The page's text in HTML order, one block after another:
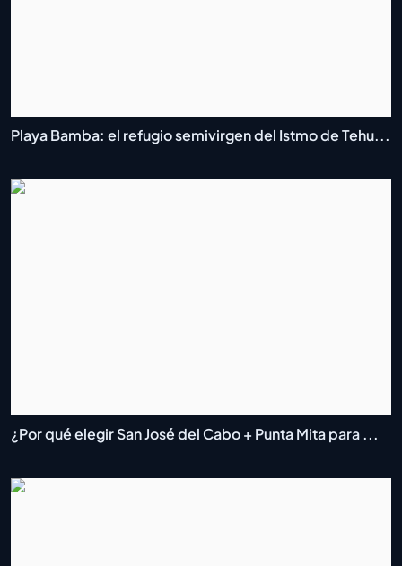
Playa Bamba: el refugio semivirgen del Istmo de Tehu...
¿Por qué elegir San José del Cabo + Punta Mita para ...